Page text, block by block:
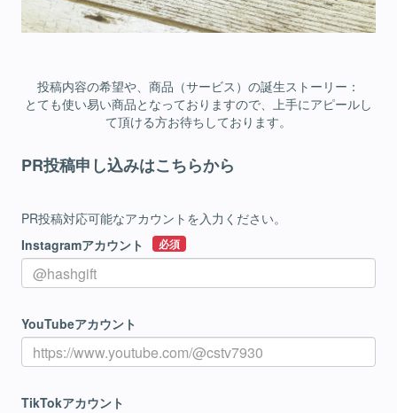
投稿内容の希望や、商品（サービス）の誕生ストーリー：
とても使い易い商品となっておりますので、上手にアピールし
て頂ける方お待ちしております。
PR投稿申し込みはこちらから
PR投稿対応可能なアカウントを入力ください。
Instagramアカウント
必須
YouTubeアカウント
TikTokアカウント